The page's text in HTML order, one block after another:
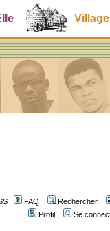
Village
FAQ
Rechercher
Profil
Se